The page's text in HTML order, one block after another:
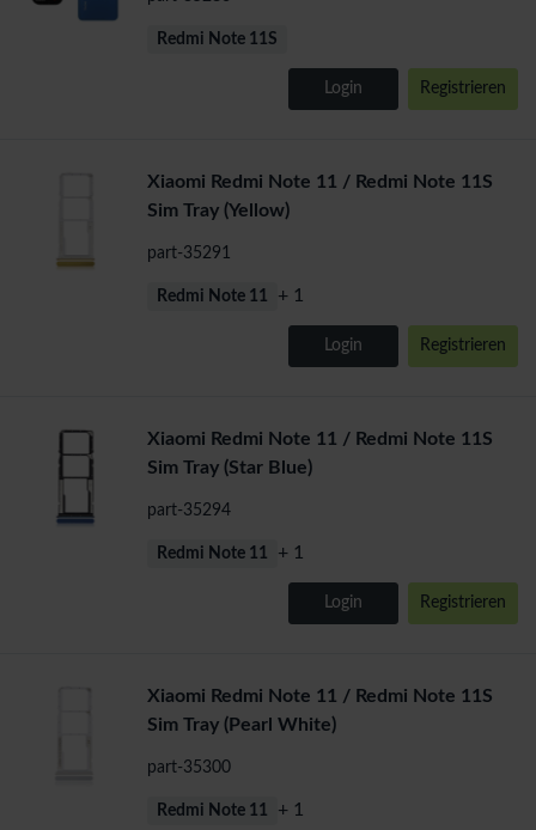
Redmi Note 11S
Login Registrieren
Xiaomi Redmi Note 11 / Redmi Note 11S
Sim Tray (Yellow)
part-35291
Redmi Note 11 + 1
Login Registrieren
Xiaomi Redmi Note 11 / Redmi Note 11S
Sim Tray (Star Blue)
part-35294
Redmi Note 11 + 1
Login Registrieren
Xiaomi Redmi Note 11 / Redmi Note 11S
Sim Tray (Pearl White)
part-35300
Redmi Note 11 + 1